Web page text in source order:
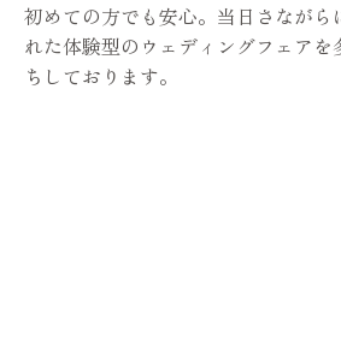
初めての方でも安心。当日さながら
れた体験型のウェディングフェア
ちしております。